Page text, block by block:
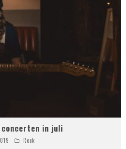
in juli
Rock